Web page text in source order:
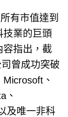
有市值達到
技業的巨頭
容指出，截
曾成功突破
、
、
及唯一非科